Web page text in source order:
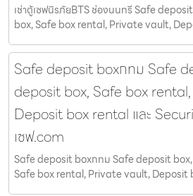
เช่าตู้เซฟนิรภัยBTS ช่องนนทรี Safe
box, Safe box rental, Private vault,
Safe deposit boxกทม Safe
deposit box, Safe box
Deposit box rental และ
เซฟ.com
Safe deposit boxกทม Safe deposit
Safe box rental, Private vault, Deposit